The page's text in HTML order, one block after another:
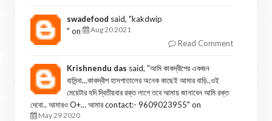
swadefood said, "kakdwip
" on
Aug 20 2021
Read Comment
Krishnendu das said, "আমি কাকদ্বীপের একজন
বাসিন্দা...কাকদ্বীপ হাসপাতালের অনেক কাছেই আমার বাড়ি..ওই
মেয়েটার যদি দ্বিতীয়বার রক্ত লাগে তবে আমায় জানাবেন আমি রক্ত
দেবো.. আমারও O+... আমার contact:- 9609023955" on
May 29 2020